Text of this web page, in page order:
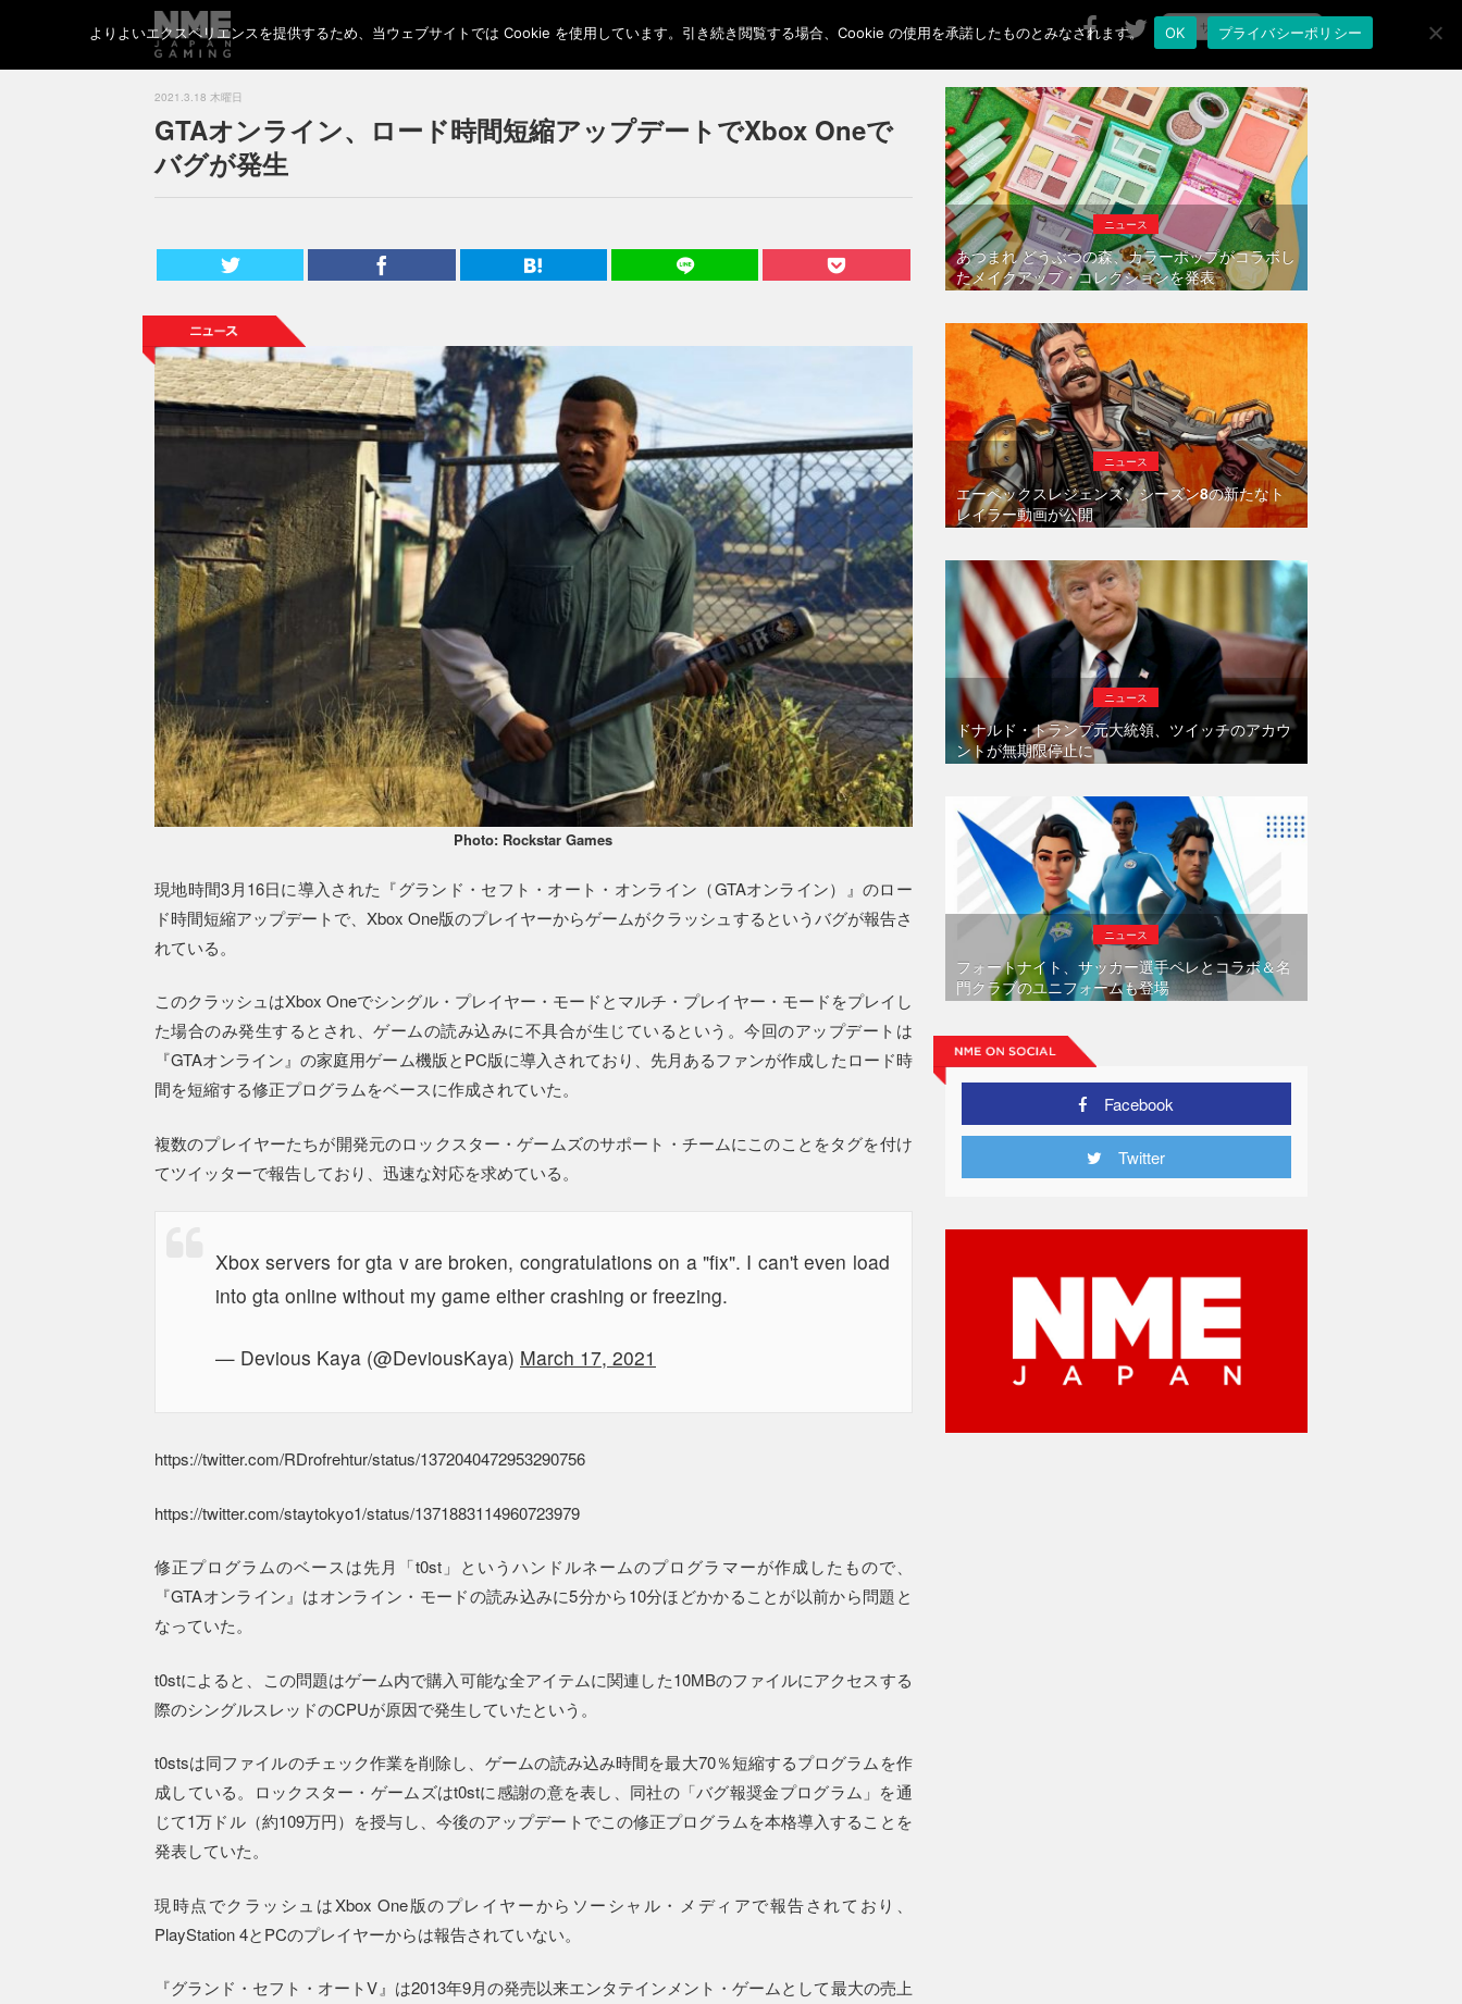
2021.3.18 木曜日
GTAオンライン、ロード時間短縮アップデートでXbox Oneで
バグが発生
Photo: Rockstar Games
現地時間3月16日に導入された『グランド・セフト・オート・オンライン（GTAオンライン）』のロー
ド時間短縮アップデートで、Xbox One版のプレイヤーからゲームがクラッシュするというバグが報告さ
れている。
このクラッシュはXbox Oneでシングル・プレイヤー・モードとマルチ・プレイヤー・モードをプレイし
た場合のみ発生するとされ、ゲームの読み込みに不具合が生じているという。今回のアップデートは
『GTAオンライン』の家庭用ゲーム機版とPC版に導入されており、先月あるファンが作成したロード時
間を短縮する修正プログラムをベースに作成されていた。
複数のプレイヤーたちが開発元のロックスター・ゲームズのサポート・チームにこのことをタグを付け
てツイッターで報告しており、迅速な対応を求めている。
Xbox servers for gta v are broken, congratulations on a "fix". I can't even load
into gta online without my game either crashing or freezing.
— Devious Kaya (@DeviousKaya) March 17, 2021
https://twitter.com/RDrofrehtur/status/1372040472953290756
https://twitter.com/staytokyo1/status/1371883114960723979
修正プログラムのベースは先月「t0st」というハンドルネームのプログラマーが作成したもので、
『GTAオンライン』はオンライン・モードの読み込みに5分から10分ほどかかることが以前から問題と
なっていた。
t0stによると、この問題はゲーム内で購入可能な全アイテムに関連した10MBのファイルにアクセスする
際のシングルスレッドのCPUが原因で発生していたという。
t0stsは同ファイルのチェック作業を削除し、ゲームの読み込み時間を最大70％短縮するプログラムを作
成している。ロックスター・ゲームズはt0stに感謝の意を表し、同社の「バグ報奨金プログラム」を通
じて1万ドル（約109万円）を授与し、今後のアップデートでこの修正プログラムを本格導入することを
発表していた。
現時点でクラッシュはXbox One版のプレイヤーからソーシャル・メディアで報告されており、
PlayStation 4とPCのプレイヤーからは報告されていない。
『グランド・セフト・オートV』は2013年9月の発売以来エンタテインメント・ゲームとして最大の売上
ニュース
あつまれ どうぶつの森、カラーポップがコラボし
たメイクアップ・コレクションを発表
ニュース
エーペックスレジェンズ、シーズン8の新たなト
レイラー動画が公開
ニュース
ドナルド・トランプ元大統領、ツイッチのアカウ
ントが無期限停止に
ニュース
フォートナイト、サッカー選手ペレとコラボ＆名
門クラブのユニフォームも登場
Facebook
Twitter
よりよいエクスペリエンスを提供するため、当ウェブサイトでは Cookie を使用しています。引き続き閲覧する場合、Cookie の使用を承諾したものとみなされます。 OK プライバシーポリシー